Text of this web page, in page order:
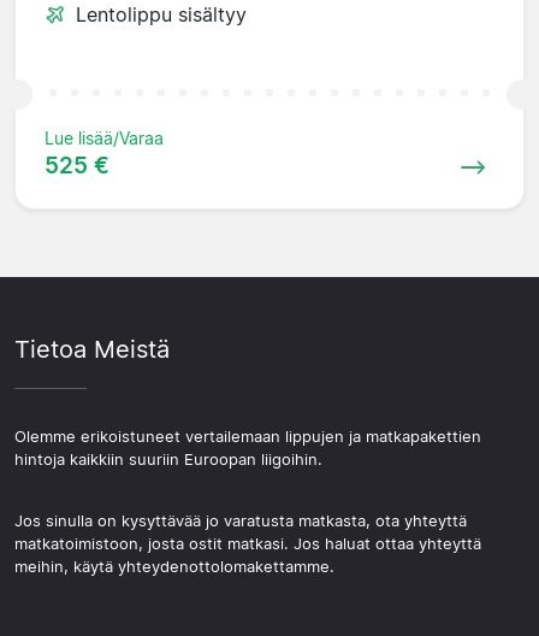
Lentolippu sisältyy
Lue lisää/Varaa
525 €
Tietoa Meistä
Olemme erikoistuneet vertailemaan lippujen ja matkapakettien
hintoja kaikkiin suuriin Euroopan liigoihin.
Jos sinulla on kysyttävää jo varatusta matkasta, ota yhteyttä
matkatoimistoon, josta ostit matkasi. Jos haluat ottaa yhteyttä
meihin, käytä yhteydenottolomakettamme.